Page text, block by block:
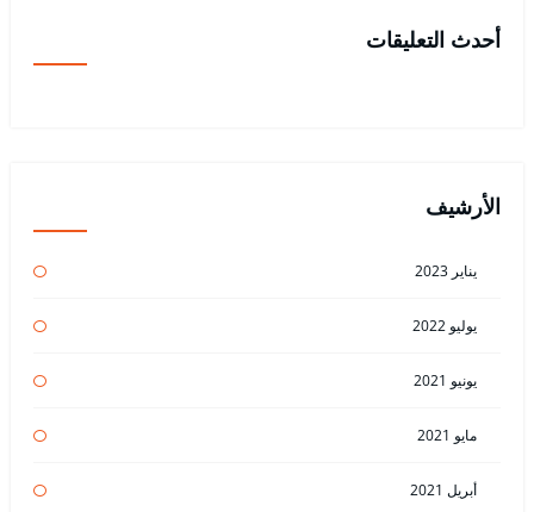
أحدث التعليقات
الأرشيف
يناير 2023
يوليو 2022
يونيو 2021
مايو 2021
أبريل 2021